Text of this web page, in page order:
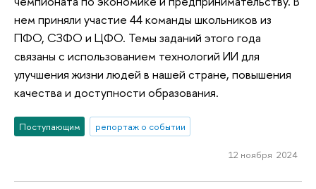
нем приняли участие 44 команды школьников из
ПФО, СЗФО и ЦФО. Темы заданий этого года
связаны с использованием технологий ИИ для
улучшения жизни людей в нашей стране, повышения
качества и доступности образования.
Поступающим репортаж о событии
12 ноября 2024